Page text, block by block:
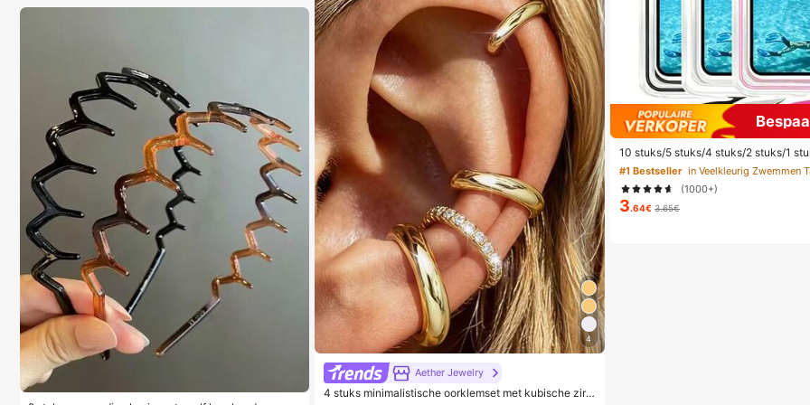
4
Aether Jewelry
4 stuks minimalistische oorklemset met kubische zirk
10 stuks/5 stuks/4 stuks/2 stuks/1
as, Waterdichte telefoonhoes voor
dichte telefoonhoes voor op het
peeruitrusting,
#1 Bestseller in Veelkleurig Zwemmen
(1000+)
3.64€ 3.65€